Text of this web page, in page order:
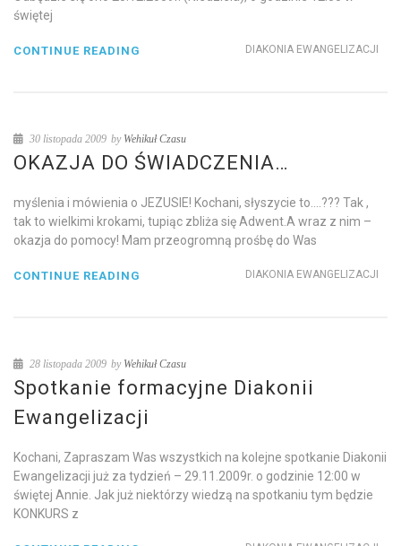
świętej
DIAKONIA EWANGELIZACJI
CONTINUE READING
30 listopada 2009 by Wehikuł Czasu
OKAZJA DO ŚWIADCZENIA…
myślenia i mówienia o JEZUSIE! Kochani, słyszycie to….??? Tak ,
tak to wielkimi krokami, tupiąc zbliża się Adwent.A wraz z nim –
okazja do pomocy! Mam przeogromną prośbę do Was
DIAKONIA EWANGELIZACJI
CONTINUE READING
28 listopada 2009 by Wehikuł Czasu
Spotkanie formacyjne Diakonii
Ewangelizacji
Kochani, Zapraszam Was wszystkich na kolejne spotkanie Diakonii
Ewangelizacji już za tydzień – 29.11.2009r. o godzinie 12:00 w
świętej Annie. Jak już niektórzy wiedzą na spotkaniu tym będzie
KONKURS z